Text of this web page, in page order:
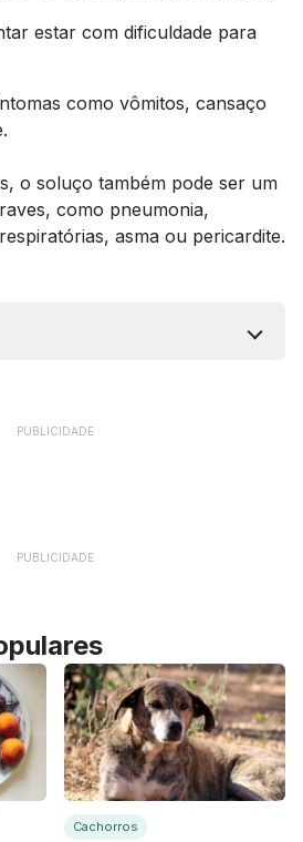
estar com dificuldade para
como vômitos, cansaço
o soluço também pode ser um
como pneumonia,
asma ou pericardite.
PUBLICIDADE
PUBLICIDADE
Cachorros